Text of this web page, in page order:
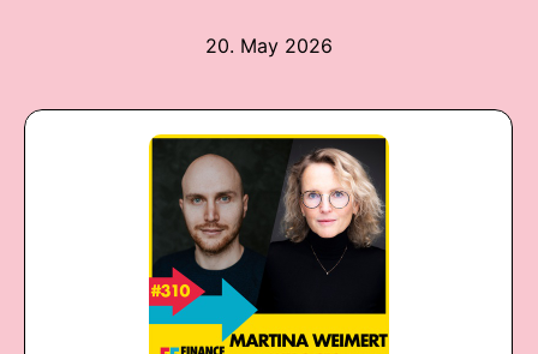
20. May 2026